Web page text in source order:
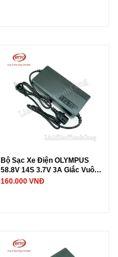
Bộ Sạc Xe Điện OLYMPUS
58.8V 14S 3.7V 3A Giắc Vuông
3 Chấu
160.000 VNĐ